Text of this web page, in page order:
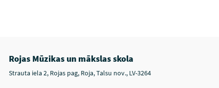
Rojas Mūzikas un mākslas skola
Strauta iela 2, Rojas pag, Roja, Talsu nov., LV-3264